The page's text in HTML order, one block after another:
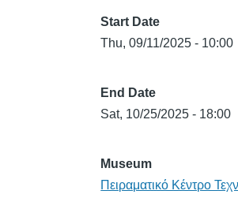
Start Date
Thu, 09/11/2025 - 10:00
End Date
Sat, 10/25/2025 - 18:00
Museum
Πειραματικό Κέντρο